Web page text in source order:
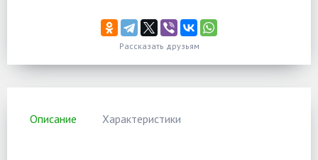
Рассказать друзьям
Описание Характеристики